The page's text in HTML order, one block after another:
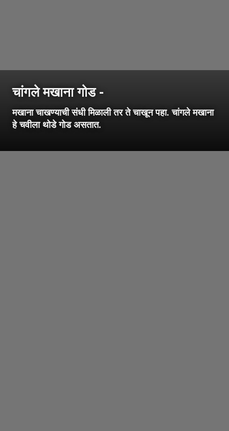
चांगले मखाना गोड -
मखाना चाखण्याची संधी मिळाली तर ते चाखून पहा. चांगले मखाना
हे चवीला थोडे गोड असतात.